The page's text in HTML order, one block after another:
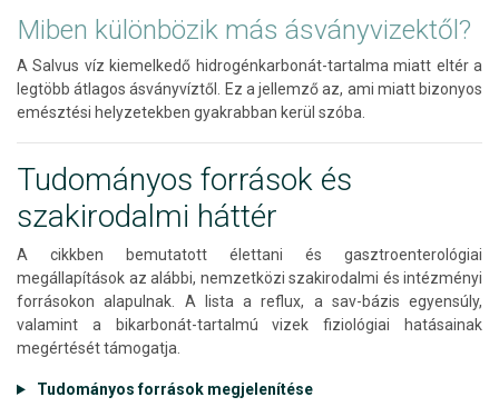
Miben különbözik más ásványvizektől?
A Salvus víz kiemelkedő hidrogénkarbonát-tartalma miatt eltér a
legtöbb átlagos ásványvíztől. Ez a jellemző az, ami miatt bizonyos
emésztési helyzetekben gyakrabban kerül szóba.
Tudományos források és
szakirodalmi háttér
A cikkben bemutatott élettani és gasztroenterológiai
megállapítások az alábbi, nemzetközi szakirodalmi és intézményi
forrásokon alapulnak. A lista a reflux, a sav-bázis egyensúly,
valamint a bikarbonát-tartalmú vizek fiziológiai hatásainak
megértését támogatja.
Tudományos források megjelenítése